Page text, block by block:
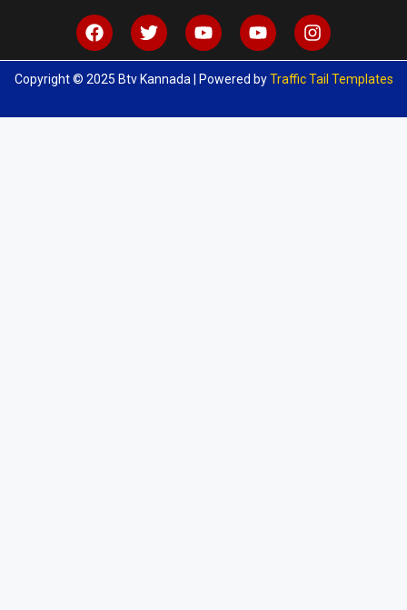
Copyright © 2025 Btv Kannada | Powered byTraffic Tail Templates